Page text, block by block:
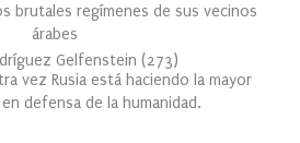
brutales regímenes de sus vecinos
árabes
Gelfenstein (273)
vez Rusia está haciendo la mayor
defensa de la humanidad.